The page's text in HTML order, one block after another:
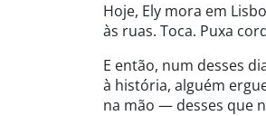
Hoje, Ely mora em
às ruas. Toca. Puxa
E então, num desses
à história, alguém
na mão — desses que